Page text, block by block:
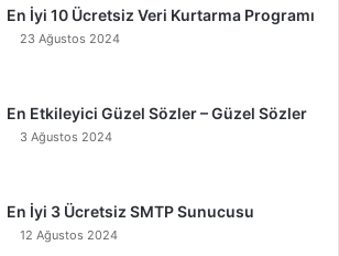
En İyi 10 Ücretsiz Veri Kurtarma Programı
23 Ağustos 2024
En Etkileyici Güzel Sözler – Güzel Sözler
3 Ağustos 2024
En İyi 3 Ücretsiz SMTP Sunucusu
12 Ağustos 2024